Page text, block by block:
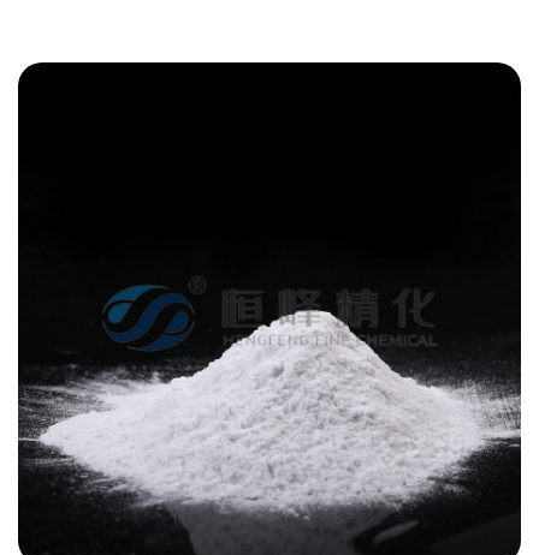
właściwości jonowych, siły jonowej i aktywności